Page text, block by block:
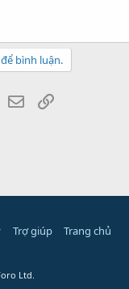
bình luận.
WhatsApp
Email
Trợ giúp Trang chủ
Ltd.